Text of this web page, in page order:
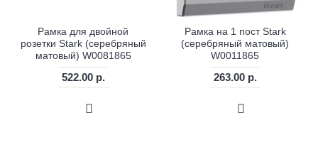
Рамка для двойной
розетки Stark (серебряный
матовый) W0081865
522.00 р.
Рамка на 1 пост Stark
(серебряный матовый)
W0011865
263.00 р.